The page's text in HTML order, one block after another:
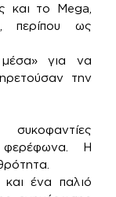
και το Mega,
περίπου ως
για να
την
φερέφωνα. Η
ένα παλιό